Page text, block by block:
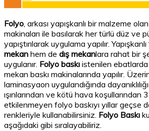
Folyo, arkası yapışkanlı bir malzeme
makinaları ile basılarak her türlü düz ve
yapıştırılarak uygulama yapılır. Yapışkanlı
mekan hem de dış mekanlara rahat bir
uygulanır. Folyo baskı istenilen
mekan baskı makinalarında yapılır.
laminasyaon uygulandığında
ışınlarından ve kötü hava koşullarından
etkilenmeyen folyo baskıyı yıllar geçse
renkleriyle kullanabilirsiniz. Folyo Baskı
aşağıdaki gibi sıralayabiliriz.